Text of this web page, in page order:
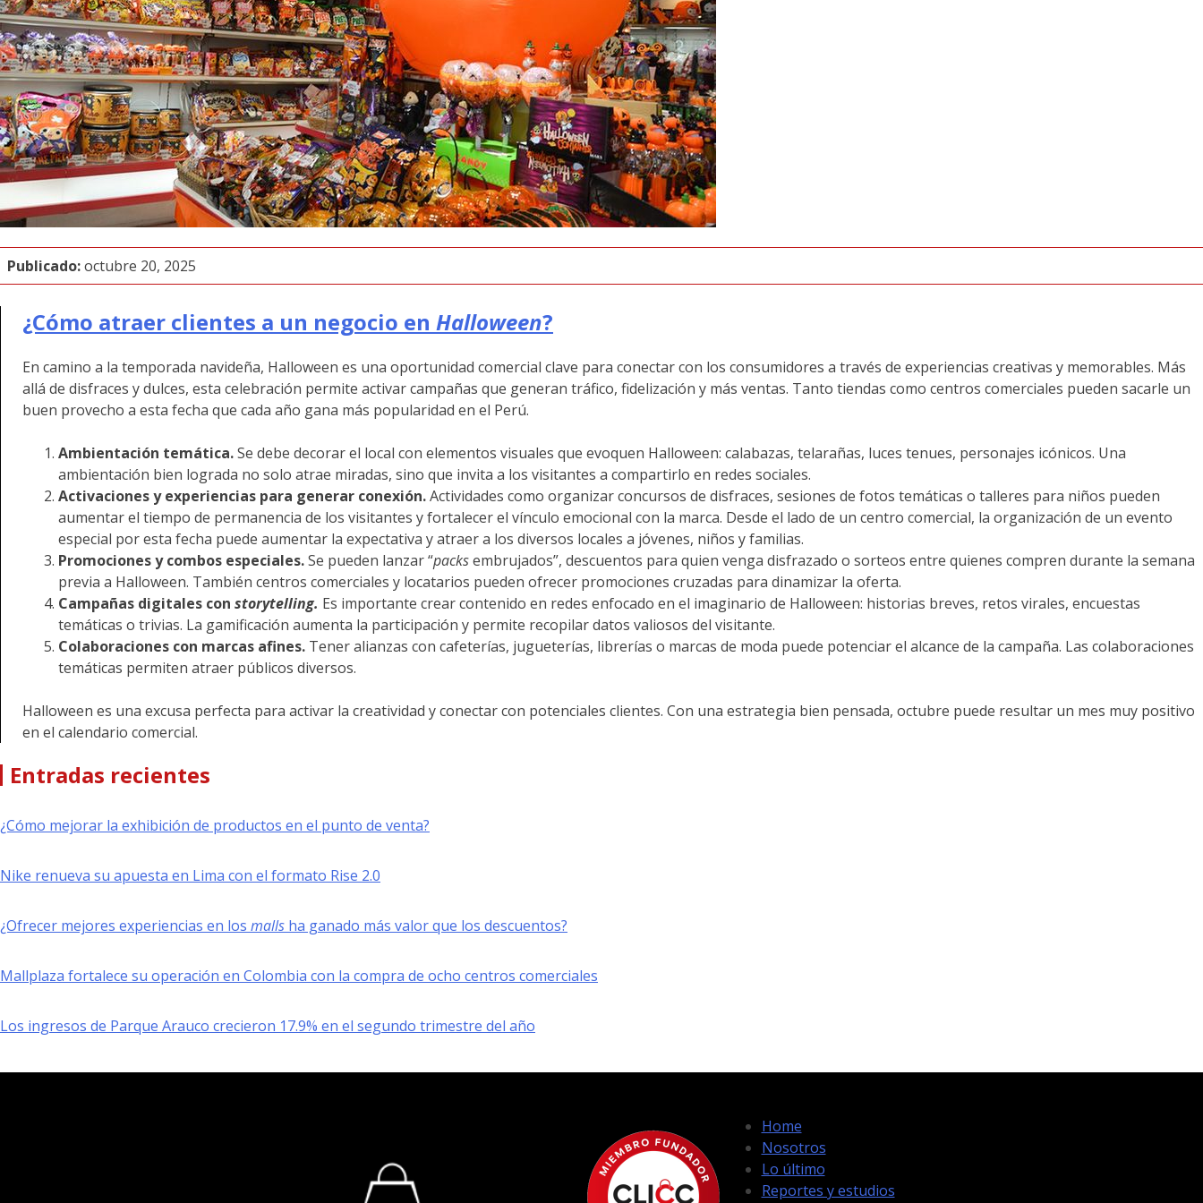
Publicado:octubre 20, 2025
¿Cómo atraer clientes a un negocio en Halloween?
En camino a la temporada navideña, Halloween es una oportunidad comercial clave para conectar con los consumidores a través de experiencias creativas y memorables. Más
allá de disfraces y dulces, esta celebración permite activar campañas que generan tráfico, fidelización y más ventas. Tanto tiendas como centros comerciales pueden sacarle un
buen provecho a esta fecha que cada año gana más popularidad en el Perú.
Ambientación temática.Se debe decorar el local con elementos visuales que evoquen Halloween: calabazas, telarañas, luces tenues, personajes icónicos. Una
ambientación bien lograda no solo atrae miradas, sino que invita a los visitantes a compartirlo en redes sociales.
Activaciones y experiencias para generar conexión.Actividades como organizar concursos de disfraces, sesiones de fotos temáticas o talleres para niños pueden
aumentar el tiempo de permanencia de los visitantes y fortalecer el vínculo emocional con la marca. Desde el lado de un centro comercial, la organización de un evento
especial por esta fecha puede aumentar la expectativa y atraer a los diversos locales a jóvenes, niños y familias.
Promociones y combos especiales.Se pueden lanzar “packsembrujados”, descuentos para quien venga disfrazado o sorteos entre quienes compren durante la semana
previa a Halloween. También centros comerciales y locatarios pueden ofrecer promociones cruzadas para dinamizar la oferta.
Campañas digitales con storytelling. Es importante crear contenido en redes enfocado en el imaginario de Halloween: historias breves, retos virales, encuestas
temáticas o trivias. La gamificación aumenta la participación y permite recopilar datos valiosos del visitante.
Colaboraciones con marcas afines. Tener alianzas con cafeterías, jugueterías, librerías o marcas de moda puede potenciar el alcance de la campaña. Las colaboraciones
temáticas permiten atraer públicos diversos.
Halloween es una excusa perfecta para activar la creatividad y conectar con potenciales clientes. Con una estrategia bien pensada, octubre puede resultar un mes muy positivo
en el calendario comercial.
Entradas recientes
¿Cómo mejorar la exhibición de productos en el punto de venta?
Nike renueva su apuesta en Lima con el formato Rise 2.0
¿Ofrecer mejores experiencias en los malls ha ganado más valor que los descuentos?
Mallplaza fortalece su operación en Colombia con la compra de ocho centros comerciales
Los ingresos de Parque Arauco crecieron 17.9% en el segundo trimestre del año
Home
Nosotros
Lo último
Reportes y estudios